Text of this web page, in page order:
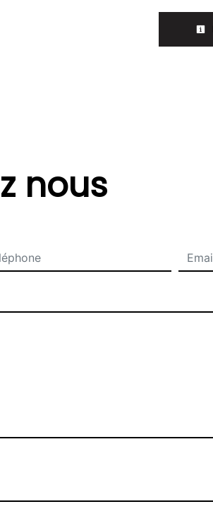
nous